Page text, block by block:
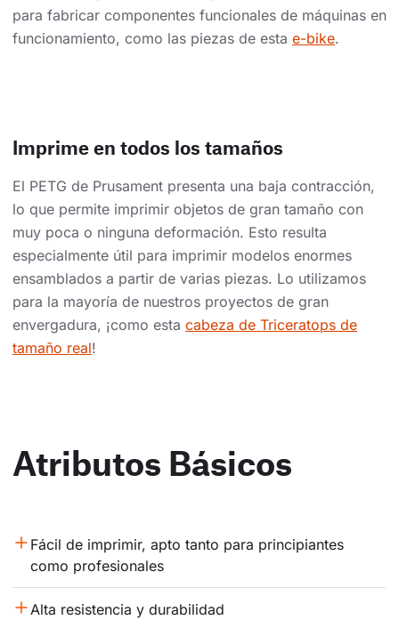
para fabricar componentes funcionales de máquinas en
funcionamiento, como las piezas de esta e-bike.
Imprime en todos los tamaños
El PETG de Prusament presenta una baja contracción,
lo que permite imprimir objetos de gran tamaño con
muy poca o ninguna deformación. Esto resulta
especialmente útil para imprimir modelos enormes
ensamblados a partir de varias piezas. Lo utilizamos
para la mayoría de nuestros proyectos de gran
envergadura, ¡como esta cabeza de Triceratops de
tamaño real!
Atributos Básicos
Fácil de imprimir, apto tanto para principiantes
como profesionales
Alta resistencia y durabilidad